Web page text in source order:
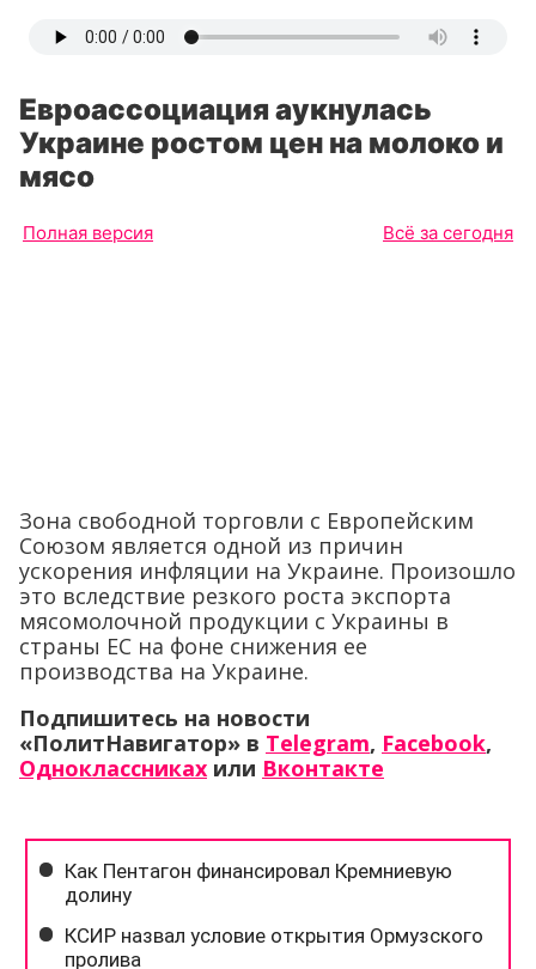
Евроассоциация аукнулась
Украине ростом цен на молоко и
мясо
Полная версия Всё за сегодня
Зона свободной торговли с Европейским
Союзом является одной из причин
ускорения инфляции на Украине. Произошло
это вследствие резкого роста экспорта
мясомолочной продукции с Украины в
страны ЕС на фоне снижения ее
производства на Украине.
Подпишитесь на новости
«ПолитНавигатор» в Telegram, Facebook,
Одноклассниках или Вконтакте